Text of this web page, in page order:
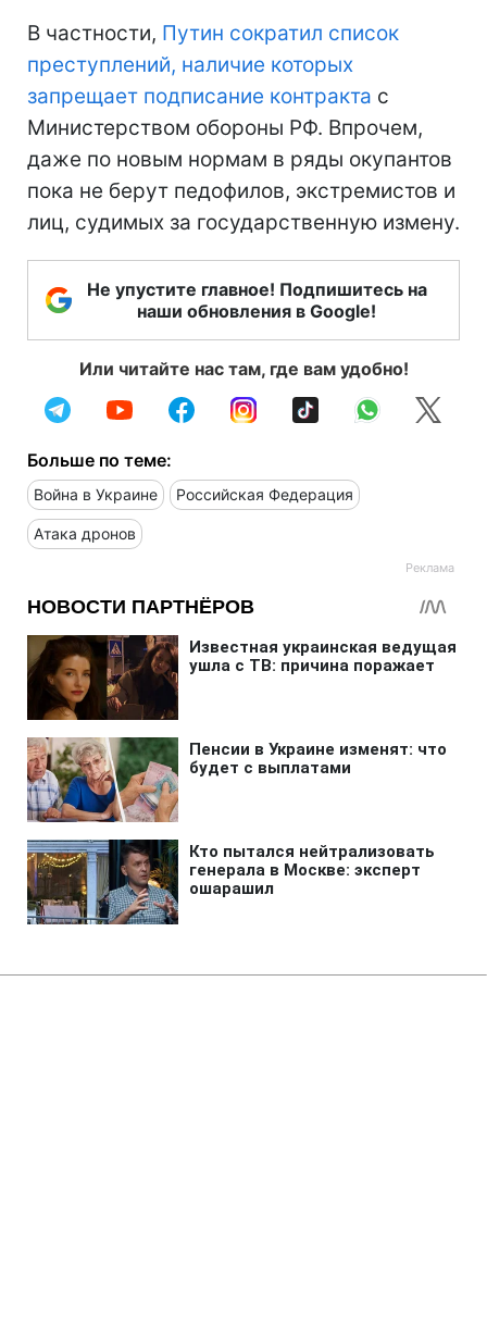
В частности, Путин сократил список
преступлений, наличие которых
запрещает подписание контракта с
Министерством обороны РФ. Впрочем,
даже по новым нормам в ряды окупантов
пока не берут педофилов, экстремистов и
лиц, судимых за государственную измену.
Не упустите главное! Подпишитесь на
наши обновления в Google!
Или читайте нас там, где вам удобно!
Больше по теме:
Война в Украине Российская Федерация
Атака дронов